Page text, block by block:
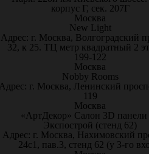
корпус Г, сек. 207Г
Москва
New Light
Адрес: г. Москва, Волгоградский
32, к 25. ТЦ метр квадратный 2
199-122
Москва
Nobby Rooms
г. Москва, Ленинский
119
Москва
«АртДекор» Салон 3D панели
Экспострой (стенд 62)
Адрес: г. Москва, Нахимовский
24с1, пав.3, стенд 62 (у 3-го